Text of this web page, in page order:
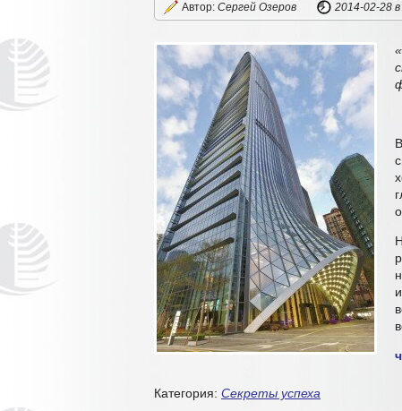
Автор: Сергей Озеров 2014-02-28
Категория: Секреты успеха